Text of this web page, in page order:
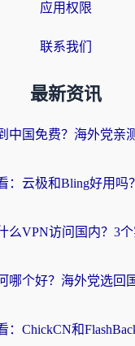
应用权限
联系我们
最新资讯